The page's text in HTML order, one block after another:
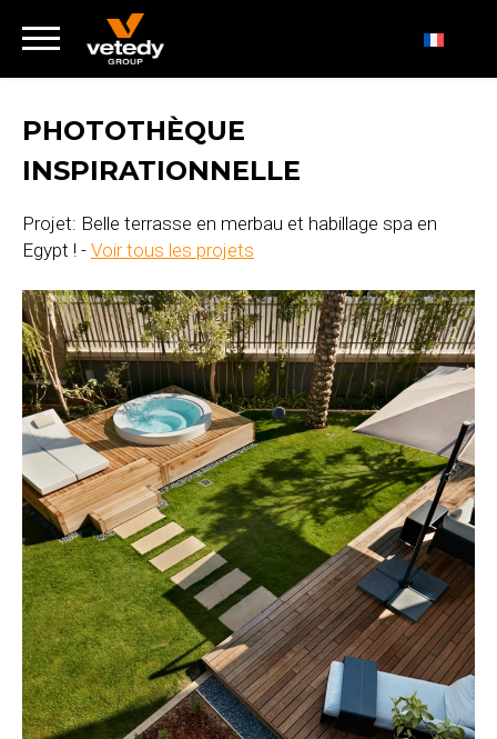
PHOTOTHÈQUE
INSPIRATIONNELLE
Projet: Belle terrasse en merbau et habillage spa en
Egypt ! - Voir tous les projets